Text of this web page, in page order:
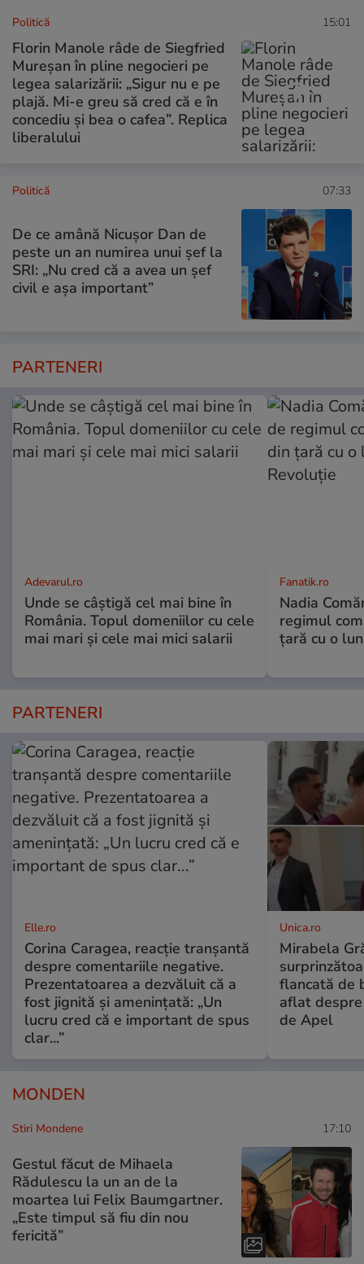
Politică 15:01
Florin Manole râde de Siegfried
Mureșan în pline negocieri pe
legea salarizării: „Sigur nu e pe
plajă. Mi-e greu să cred că e în
concediu și bea o cafea”. Replica
liberalului
Politică 07:33
De ce amână Nicușor Dan de
peste un an numirea unui șef la
SRI: „Nu cred că a avea un şef
civil e așa important”
PARTENERI
Adevarul.ro
Unde se câștigă cel mai bine în
România. Topul domeniilor cu cele
mai mari și cele mai mici salarii
Fanatik.ro
Nadia
regimul
ţară cu o
PARTENERI
Elle.ro
Corina Caragea, reacție tranșantă
despre comentariile negative.
Prezentatoarea a dezvăluit că a
fost jignită și amenințată: „Un
lucru cred că e important de spus
clar...”
Unica.ro
Mirabela
flancată de
aflat
de Apel
MONDEN
Stiri Mondene 17:10
Gestul făcut de Mihaela
Rădulescu la un an de la
moartea lui Felix Baumgartner.
„Este timpul să fiu din nou
fericită”